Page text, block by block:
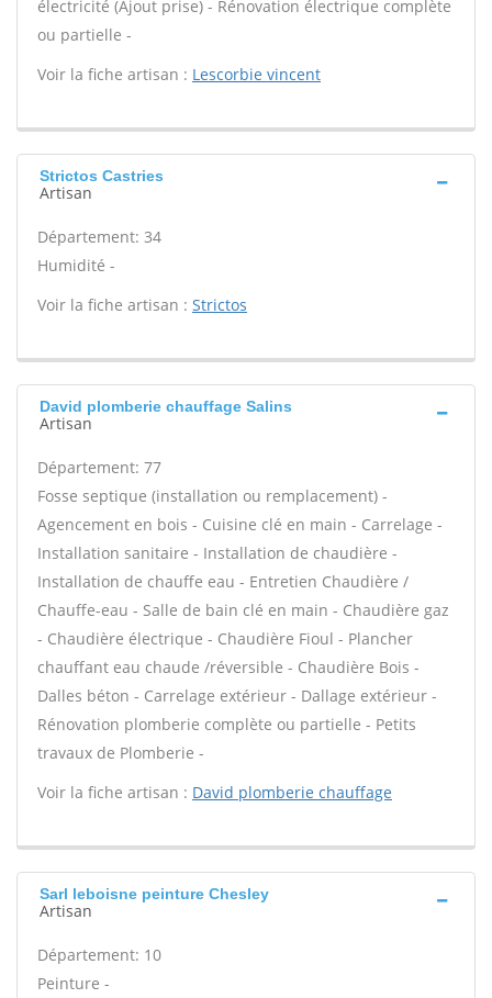
électricité (Ajout prise) - Rénovation électrique complète
ou partielle -
Voir la fiche artisan : Lescorbie vincent
Strictos Castries
Artisan
Département: 34
Humidité -
Voir la fiche artisan : Strictos
David plomberie chauffage Salins
Artisan
Département: 77
Fosse septique (installation ou remplacement) -
Agencement en bois - Cuisine clé en main - Carrelage -
Installation sanitaire - Installation de chaudière -
Installation de chauffe eau - Entretien Chaudière /
Chauffe-eau - Salle de bain clé en main - Chaudière gaz
- Chaudière électrique - Chaudière Fioul - Plancher
chauffant eau chaude /réversible - Chaudière Bois -
Dalles béton - Carrelage extérieur - Dallage extérieur -
Rénovation plomberie complète ou partielle - Petits
travaux de Plomberie -
Voir la fiche artisan : David plomberie chauffage
Sarl leboisne peinture Chesley
Artisan
Département: 10
Peinture -